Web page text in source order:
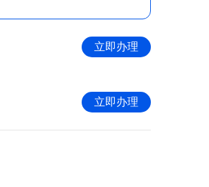
立即办理
立即办理